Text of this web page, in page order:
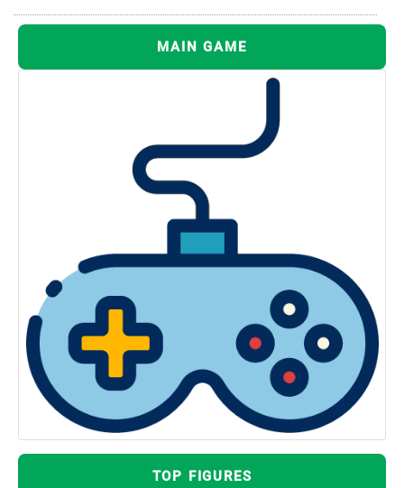
MAIN GAME
TOP FIGURES